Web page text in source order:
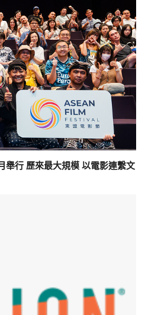
舉行 歷來最大規模 以電影連繫文